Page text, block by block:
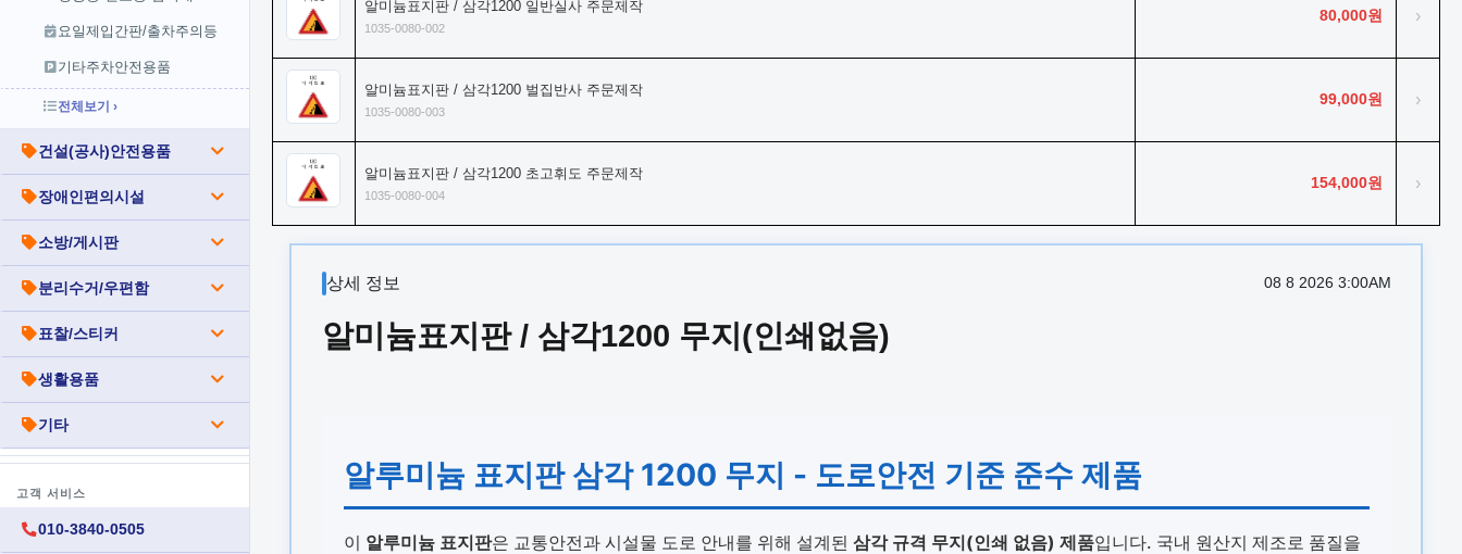
요일제입간판/출차주의등
기타주차안전용품
전체보기 ›
건설(공사)안전용품
장애인편의시설
소방/게시판
분리수거/우편함
표찰/스티커
생활용품
기타
고객 서비스
010-3840-0505
알미늄표지판 / 삼각1200 일반실사 주문제작
1035-0080-002
80,000원 ›
알미늄표지판 / 삼각1200 벌집반사 주문제작
1035-0080-003
99,000원 ›
알미늄표지판 / 삼각1200 초고휘도 주문제작
1035-0080-004
154,000원 ›
상세 정보 08 8 2026 3:00AM
알미늄표지판 / 삼각1200 무지(인쇄없음)
알루미늄 표지판 삼각 1200 무지 - 도로안전 기준 준수 제품
이 알루미늄 표지판은 교통안전과 시설물 도로 안내를 위해 설계된 삼각 규격 무지(인쇄 없음) 제품입니다. 국내 원산지 제조로 품질을